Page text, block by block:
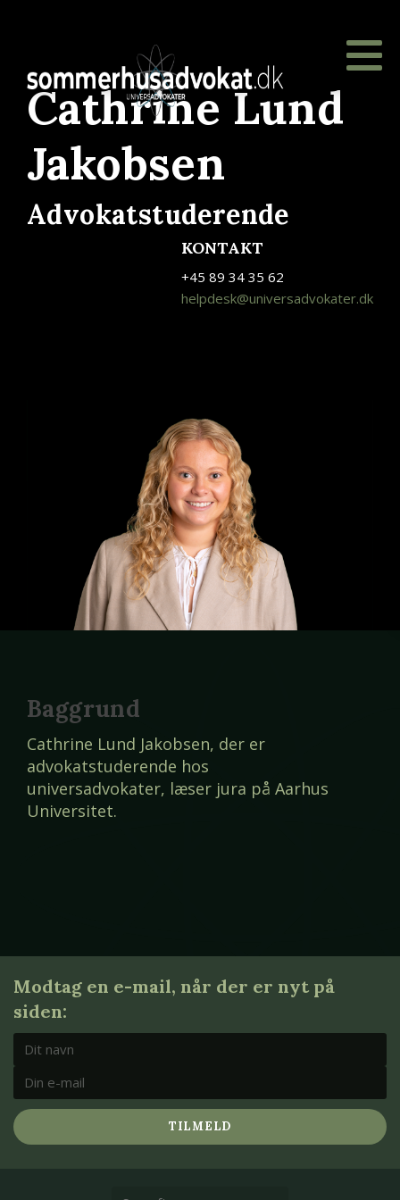
Cathrine Lund
Jakobsen
Advokatstuderende
KONTAKT
+45 89 34 35 62
helpdesk@universadvokater.dk
Baggrund
Cathrine Lund Jakobsen, der er
advokatstuderende hos
universadvokater, læser jura på Aarhus
Universitet.
Modtag en e-mail, når der er nyt på
siden:
TILMELD